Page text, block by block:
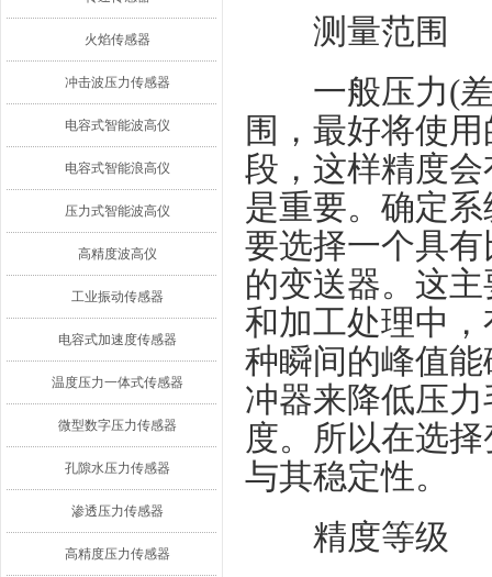
火焰传感器
冲击波压力传感器
电容式智能波高仪
电容式智能浪高仪
压力式智能波高仪
高精度波高仪
工业振动传感器
电容式加速度传感器
温度压力一体式传感器
微型数字压力传感器
孔隙水压力传感器
渗透压力传感器
高精度压力传感器
测量范围
一般压力(差
围，最好将使
段，这样精度
是重要。确定
要选择一个具
的变送器。这
和加工处理中
种瞬间的峰值
冲器来降低压
度。所以在选
与其稳定性。
精度等级